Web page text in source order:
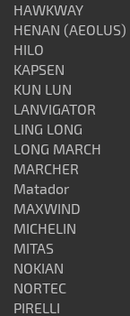
HAWKWAY
HENAN (AEOLUS)
HILO
KAPSEN
KUN LUN
LANVIGATOR
LING LONG
LONG MARCH
MARCHER
Matador
MAXWIND
MICHELIN
MITAS
NOKIAN
NORTEC
PIRELLI